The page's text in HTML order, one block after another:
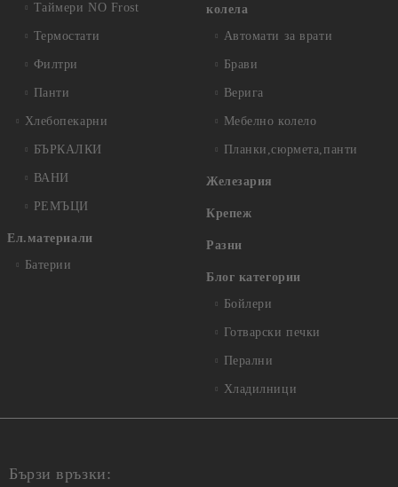
Таймери NO Frost
Термостати
Филтри
Панти
Хлебопекарни
БЪРКАЛКИ
ВАНИ
РЕМЪЦИ
Ел.материали
Батерии
колела
Автомати за врати
Брави
Верига
Мебелно колело
Планки,сюрмета,панти
Железария
Крепеж
Разни
Блог категории
Бойлери
Готварски печки
Перални
Хладилници
Бързи връзки: